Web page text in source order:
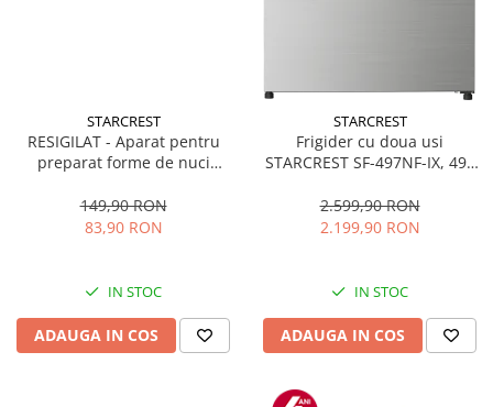
STARCREST
RESIGILAT - Aparat pentru
preparat forme de nuci
forme, 1400W, Indicator
luminos, Placi antiaderente,
149,90 RON
83,90 RON
IN STOC
ADAUGA IN COS
STARCREST
Frigider cu doua usi
STARCREST SF-497NF-IX, 497
Inverter, Clasa E, Display,
Functie super racire, Blocare
2.599,90 RON
2.199,90 RON
IN STOC
ADAUGA IN COS